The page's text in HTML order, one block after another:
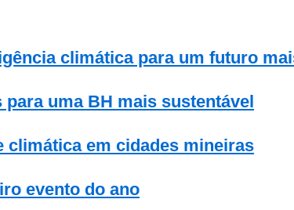
climática para um futuro
uma BH mais sustentável
climática em cidades mineiras
evento do ano